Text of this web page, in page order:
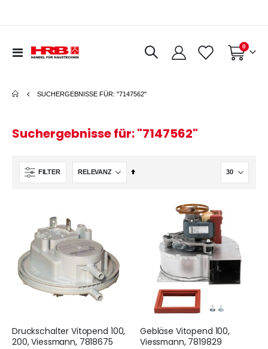
Navigation
Warenkorb
0Artikel
SUCHERGEBNISSE FÜR: "7147562"
Suchergebnisse für: "7147562"
FILTER
In
Druckschalter Vitopend 100,
200, Viessmann, 7818675
Gebläse Vitopend 100,
Viessmann, 7819829